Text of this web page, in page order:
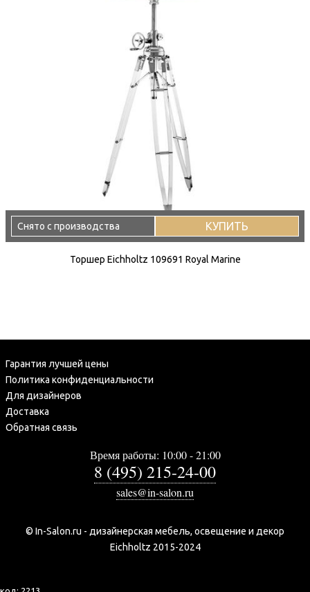
Снято с производства КУПИТЬ
Торшер Eichholtz 109691 Royal Marine
Гарантия лучшей цены
Политика конфиденциальности
Для дизайнеров
Доставка
Обратная связь
Время работы: 10:00 - 21:00
8 (495) 215-24-00
sales@in-salon.ru
© In-Salon.ru - дизайнерская мебель, освещение и декор
Eichholtz 2015-2024